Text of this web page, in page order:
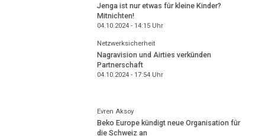
Jenga ist nur etwas für kleine Kinder?
Mitnichten!
04.10.2024 - 14:15Uhr
Netzwerksicherheit
Nagravision und Airties verkünden
Partnerschaft
04.10.2024 - 17:54Uhr
Evren Aksoy
Beko Europe kündigt neue Organisation für
die Schweiz an